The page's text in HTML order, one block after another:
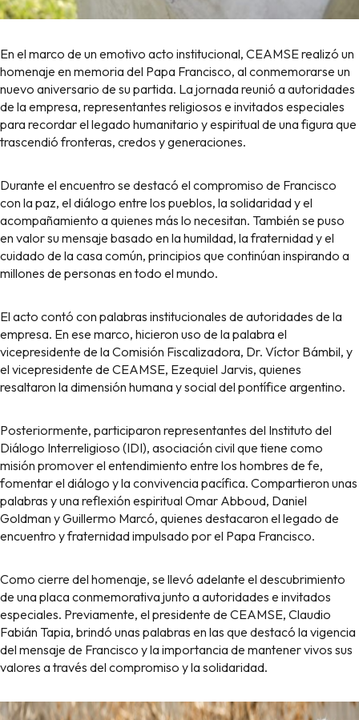
En el marco de un emotivo acto institucional, CEAMSE realizó un
homenaje en memoria del Papa Francisco, al conmemorarse un
nuevo aniversario de su partida. La jornada reunió a autoridades
de la empresa, representantes religiosos e invitados especiales
para recordar el legado humanitario y espiritual de una figura que
trascendió fronteras, credos y generaciones.
Durante el encuentro se destacó el compromiso de Francisco
con la paz, el diálogo entre los pueblos, la solidaridad y el
acompañamiento a quienes más lo necesitan. También se puso
en valor su mensaje basado en la humildad, la fraternidad y el
cuidado de la casa común, principios que continúan inspirando a
millones de personas en todo el mundo.
El acto contó con palabras institucionales de autoridades de la
empresa. En ese marco, hicieron uso de la palabra el
vicepresidente de la Comisión Fiscalizadora, Dr. Víctor Bámbil, y
el vicepresidente de CEAMSE, Ezequiel Jarvis, quienes
resaltaron la dimensión humana y social del pontífice argentino.
Posteriormente, participaron representantes del Instituto del
Diálogo Interreligioso (IDI), asociación civil que tiene como
misión promover el entendimiento entre los hombres de fe,
fomentar el diálogo y la convivencia pacífica. Compartieron unas
palabras y una reflexión espiritual Omar Abboud, Daniel
Goldman y Guillermo Marcó, quienes destacaron el legado de
encuentro y fraternidad impulsado por el Papa Francisco.
Como cierre del homenaje, se llevó adelante el descubrimiento
de una placa conmemorativa junto a autoridades e invitados
especiales. Previamente, el presidente de CEAMSE, Claudio
Fabián Tapia, brindó unas palabras en las que destacó la vigencia
del mensaje de Francisco y la importancia de mantener vivos sus
valores a través del compromiso y la solidaridad.